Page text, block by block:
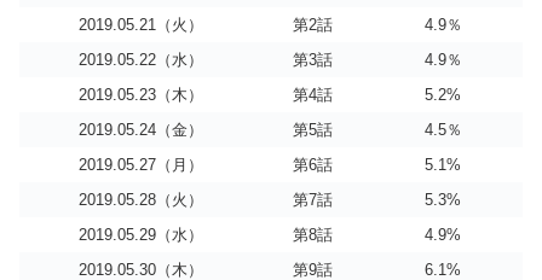
2019.05.21（火）
第2話
4.9％
2019.05.22（水）
第3話
4.9％
2019.05.23（木）
第4話
5.2%
2019.05.24（金）
第5話
4.5％
2019.05.27（月）
第6話
5.1%
2019.05.28（火）
第7話
5.3%
2019.05.29（水）
第8話
4.9%
2019.05.30（木）
第9話
6.1%